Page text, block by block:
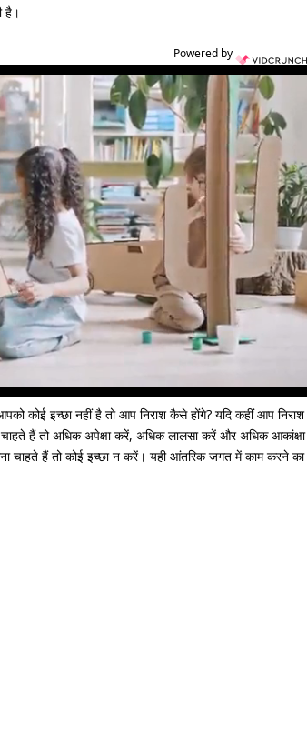
है।
Powered by
कोई इच्छा नहीं है तो आप निराश कैसे होंगे? यदि कहीं आप निराश
हैं तो अधिक अपेक्षा करें, अधिक लालसा करें और अधिक आकांक्षा
चाहते हैं तो कोई इच्छा न करें। यही आंतरिक जगत में काम करने का